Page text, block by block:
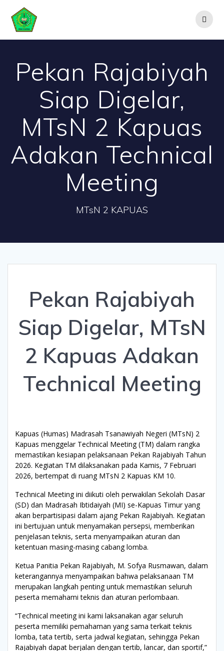
Pekan Rajabiyah
Siap Digelar,
MTsN 2 Kapuas
Adakan Technical
Meeting
MTsN 2 KAPUAS
Pekan Rajabiyah
Siap Digelar, MTsN
2 Kapuas Adakan
Technical Meeting
Kapuas (Humas) Madrasah Tsanawiyah Negeri (MTsN) 2
Kapuas menggelar Technical Meeting (TM) dalam rangka
memastikan kesiapan pelaksanaan Pekan Rajabiyah Tahun
2026. Kegiatan TM dilaksanakan pada Kamis, 7 Februari
2026, bertempat di ruang MTsN 2 Kapuas KM 10.
Technical Meeting ini diikuti oleh perwakilan Sekolah Dasar
(SD) dan Madrasah Ibtidaiyah (MI) se-Kapuas Timur yang
akan berpartisipasi dalam ajang Pekan Rajabiyah. Kegiatan
ini bertujuan untuk menyamakan persepsi, memberikan
penjelasan teknis, serta menyampaikan aturan dan
ketentuan masing-masing cabang lomba.
Ketua Panitia Pekan Rajabiyah, M. Sofya Rusmawan, dalam
keterangannya menyampaikan bahwa pelaksanaan TM
merupakan langkah penting untuk memastikan seluruh
peserta memahami teknis dan aturan perlombaan.
“Technical meeting ini kami laksanakan agar seluruh
peserta memiliki pemahaman yang sama terkait teknis
lomba, tata tertib, serta jadwal kegiatan, sehingga Pekan
Rajabiyah dapat berjalan dengan tertib, lancar, dan sportif,”